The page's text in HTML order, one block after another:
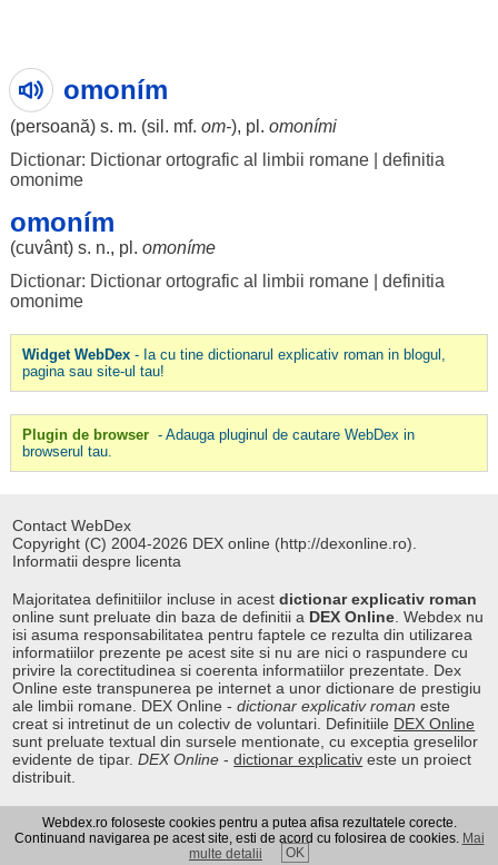
omoním
(persoană) s. m. (sil . mf. om-), pl. omoními
Dictionar: Dictionar ortografic al limbii romane| definitia
omonime
omoním
(cuvânt) s. n., pl. omoníme
Dictionar: Dictionar ortografic al limbii romane| definitia
omonime
Widget WebDex- Ia cu tine dictionarul explicativ roman in blogul,
pagina sau site-ul tau!
Plugin de browser - Adauga pluginul de cautare WebDex in
browserul tau.
Contact WebDex
Copyright (C) 2004-2026 DEX online (http://dexonline.ro).
Informatii despre licenta
Majoritatea definitiilor incluse in acestdictionar explicativ roman
online sunt preluate din baza de definitii a DEX Online . Webdex nu
isi asuma responsabilitatea pentru faptele ce rezulta din utilizarea
informatiilor prezente pe acest site si nu are nici o raspundere cu
privire la corectitudinea si coerenta informatiilor prezentate. Dex
Online este transpunerea pe internet a unor dictionare de prestigiu
ale limbii romane. DEX Online -dictionar explicativ roman este
creat si intretinut de un colectiv de voluntari. Definitiile DEX Online
sunt preluate textual din sursele mentionate, cu exceptia greselilor
evidente de tipar.DEX Online -dictionar explicativ este un proiect
distribuit.
Curs valutar|Kurs walut|Pret fier vechi
Webdex.ro foloseste cookies pentru a putea afisa rezultatele corecte.
Continuand navigarea pe acest site, esti de acord cu folosirea de cookies. Mai
multe detalii
OK